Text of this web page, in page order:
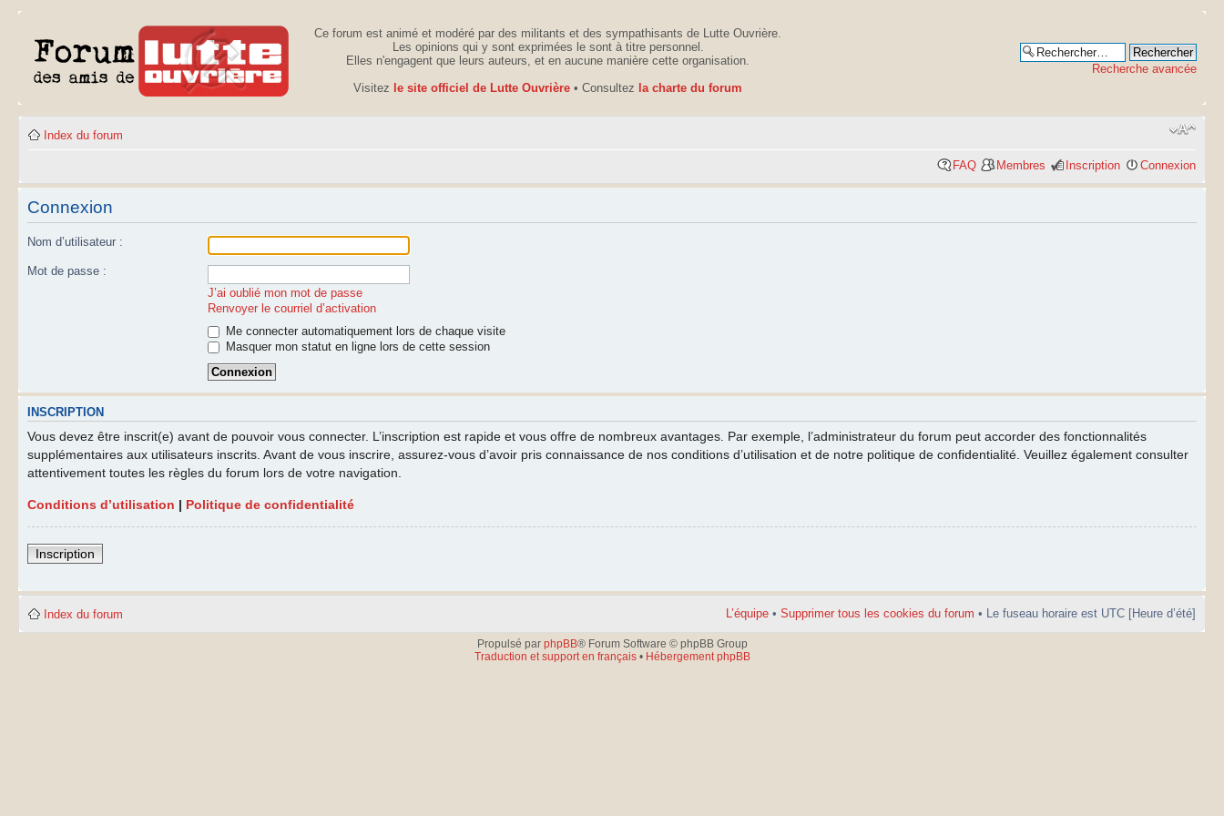
Ce forum est animé et modéré par des militants et des sympathisants de Lutte Ouvrière.
Les opinions qui y sont exprimées le sont à titre personnel.
Elles n'engagent que leurs auteurs, et en aucune manière cette organisation.
Visitez le site officiel de Lutte Ouvrière • Consultez la charte du forum
Recherche avancée
Index du forum
FAQ Membres Inscription Connexion
Connexion
Nom d’utilisateur :
Mot de passe :
J’ai oublié mon mot de passe
Renvoyer le courriel d’activation
Me connecter automatiquement lors de chaque visite
Masquer mon statut en ligne lors de cette session
INSCRIPTION
Vous devez être inscrit(e) avant de pouvoir vous connecter. L’inscription est rapide et vous offre de nombreux avantages. Par exemple, l’administrateur du forum peut accorder des fonctionnalités
supplémentaires aux utilisateurs inscrits. Avant de vous inscrire, assurez-vous d’avoir pris connaissance de nos conditions d’utilisation et de notre politique de confidentialité. Veuillez également consulter
attentivement toutes les règles du forum lors de votre navigation.
Conditions d’utilisation | Politique de confidentialité
Inscription
Index du forum L’équipe • Supprimer tous les cookies du forum • Le fuseau horaire est UTC [Heure d’été]
Propulsé par phpBB® Forum Software © phpBB Group
Traduction et support en français• Hébergement phpBB